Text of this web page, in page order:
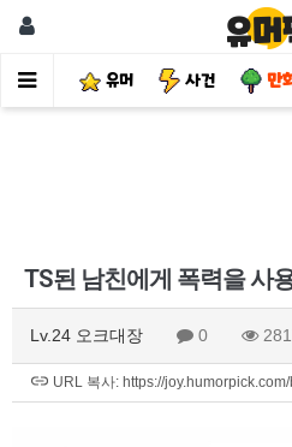
유머 사건 만
TS된 남친에게 폭력을 사
Lv.24 오크대장 0
URL 복사: https://